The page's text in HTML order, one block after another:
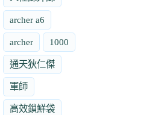
archer a6
archer 1000
通天狄仁傑
軍師
高效鎖鮮袋